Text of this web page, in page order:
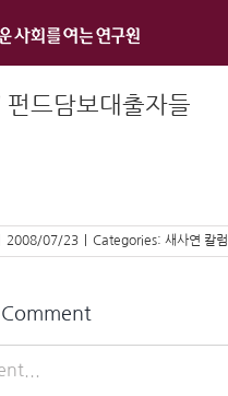
펀드담보대출자들
2008/07/23 Categories: 새사연 칼럼
Comment